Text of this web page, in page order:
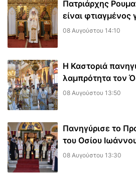
Πατριάρχης
είναι φτιαγμένος
08 Αυγούστου 14:10
Η Καστοριά
λαμπρότητα τον
08 Αυγούστου 13:50
Πανηγύρισε το
του Οσίου
08 Αυγούστου 13:30